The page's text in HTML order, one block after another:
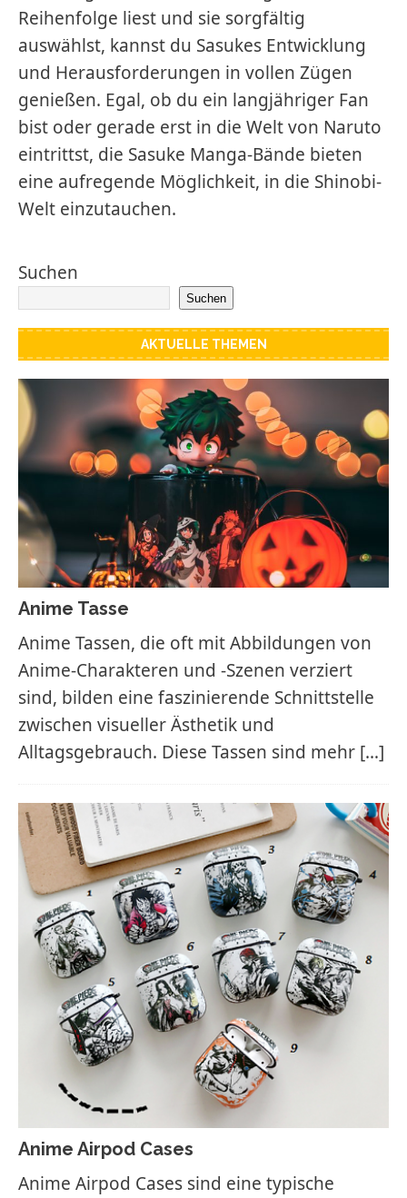
Reihenfolge liest und sie sorgfältig
auswählst, kannst du Sasukes Entwicklung
und Herausforderungen in vollen Zügen
genießen. Egal, ob du ein langjähriger Fan
bist oder gerade erst in die Welt von Naruto
eintrittst, die Sasuke Manga-Bände bieten
eine aufregende Möglichkeit, in die Shinobi-
Welt einzutauchen.
Suchen
Suchen
AKTUELLE THEMEN
Anime Tasse
Anime Tassen, die oft mit Abbildungen von
Anime-Charakteren und -Szenen verziert
sind, bilden eine faszinierende Schnittstelle
zwischen visueller Ästhetik und
Alltagsgebrauch. Diese Tassen sind mehr […]
Anime Airpod Cases
Anime Airpod Cases sind eine typische